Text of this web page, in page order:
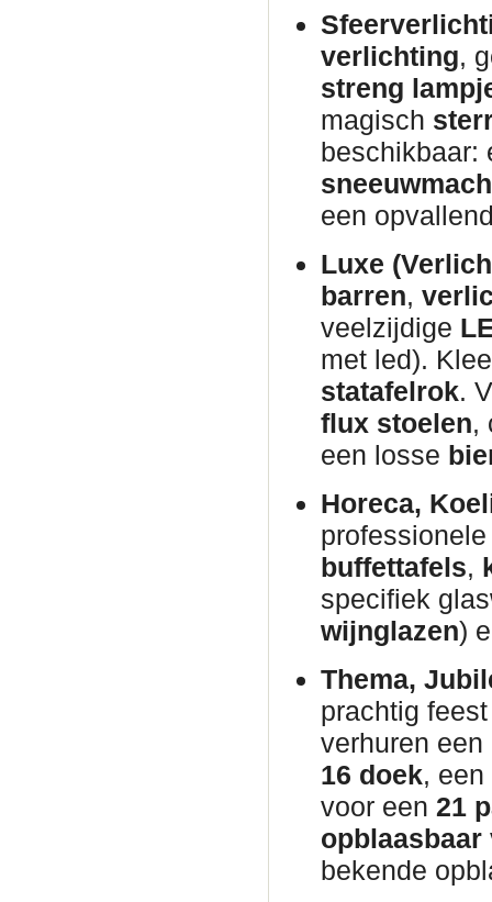
verlichting,
streng
magisch
beschikbaar:
een
Luxe
barren,
veelzijdige
met led).
statafelrok.
flux stoelen,
een losse
Horeca,
buffettafels,
specifiek
wijnglazen)
Thema,
prachtig
verhuren
16 doek, een
voor een 21
bekende